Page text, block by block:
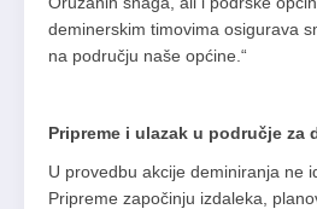
deminerskim timovima osigurava
na području naše općine.“
Pripreme i ulazak u područje za
U provedbu akcije deminiranja ne
Pripreme započinju izdaleka,